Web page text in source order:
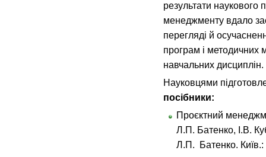
результати
менеджменту вдало
перегляді й
програм і методичних
навчальних дисциплін.
Науковцями
посібники:
Проєктний
Л.П. Батенко, І.В.
Л.П. Батенко.